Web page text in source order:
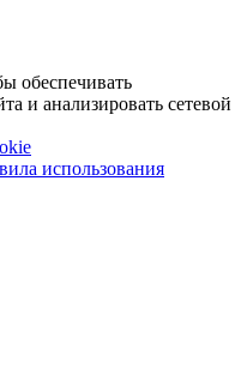
обеспечивать
и анализировать сетевой
использования